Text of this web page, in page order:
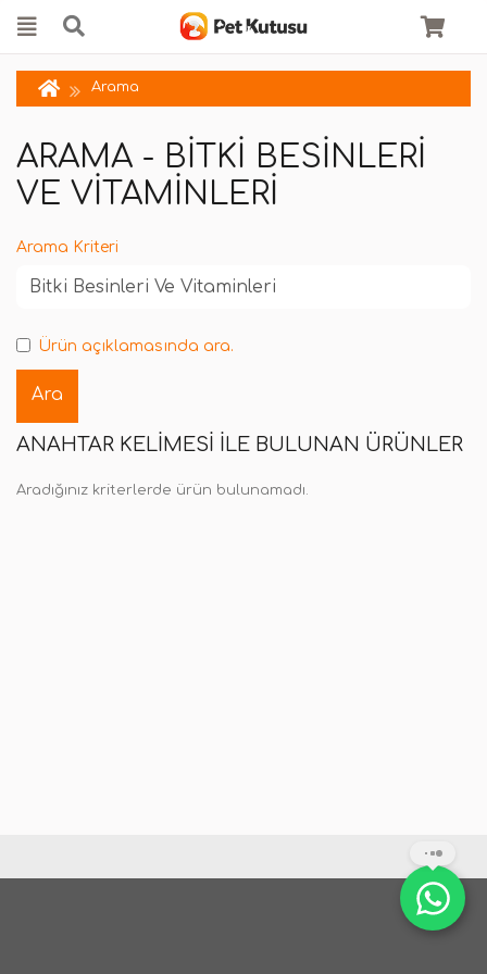
Arama
ARAMA - BITKI BESINLERI
VE VITAMINLERI
Arama Kriteri
Ürün açıklamasında ara.
ANAHTAR KELIMESI ILE BULUNAN ÜRÜNLER
Aradığınız kriterlerde ürün bulunamadı.